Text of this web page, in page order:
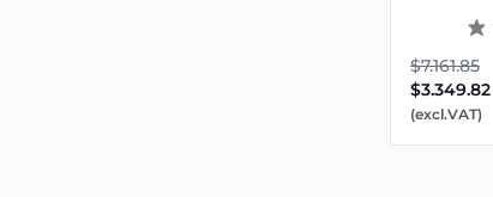
$7.161.85
$3.349.82
(excl.VAT)